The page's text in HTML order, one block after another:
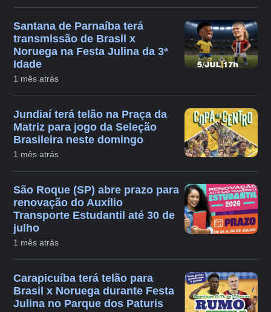
Santana de Parnaíba terá
transmissão de Brasil x
Noruega na Festa Julina da 3ª
Idade
1 mês atrás
Jundiaí terá telão na Praça da
Matriz para jogo da Seleção
Brasileira neste domingo
1 mês atrás
São Roque (SP) abre prazo para
renovação do Auxílio
Transporte Estudantil até 30 de
julho
1 mês atrás
Carapicuíba terá telão para
Brasil x Noruega durante Festa
Julina no Parque dos Paturis